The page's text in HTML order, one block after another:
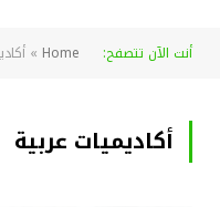
أنت الآن تتصفح: Home
»
أكاديميات عربية